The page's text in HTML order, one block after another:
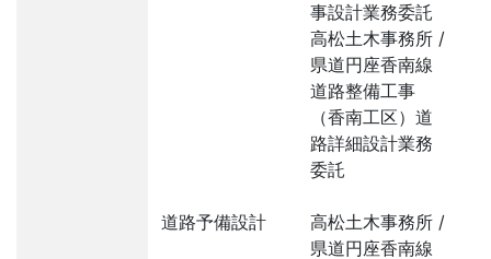
事設計業務委託
高松土木事務所 /
県道円座香南線
道路整備工事
（香南工区）道
路詳細設計業務
委託
道路予備設計
高松土木事務所 /
県道円座香南線